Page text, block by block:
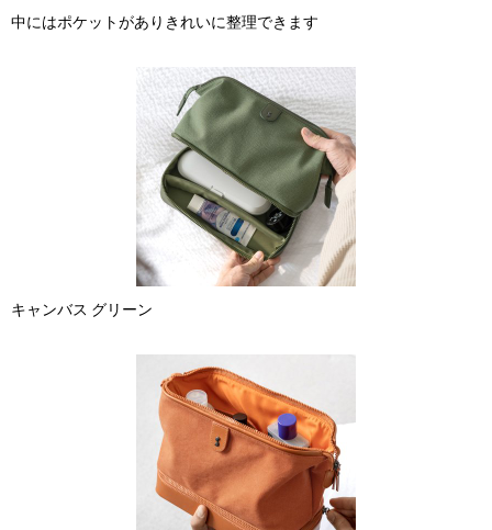
中にはポケットがありきれいに整理できます
キャンバス グリーン